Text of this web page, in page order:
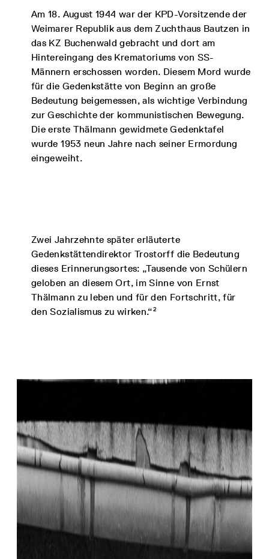
Am 18. August 1944 war der KPD-Vorsitzende der
Weimarer Republik aus dem Zuchthaus Bautzen in
das KZ Buchenwald gebracht und dort am
Hintereingang des Krematoriums von SS-
Männern erschossen worden. Diesem Mord wurde
für die Gedenkstätte von Beginn an große
Bedeutung beigemessen, als wichtige Verbindung
zur Geschichte der kommunistischen Bewegung.
Die erste Thälmann gewidmete Gedenktafel
wurde 1953 neun Jahre nach seiner Ermordung
eingeweiht.
Zwei Jahrzehnte später erläuterte
Gedenkstättendirektor Trostorff die Bedeutung
dieses Erinnerungsortes: „Tausende von Schülern
geloben an diesem Ort, im Sinne von Ernst
Thälmann zu leben und für den Fortschritt, für
den Sozialismus zu wirken.“2